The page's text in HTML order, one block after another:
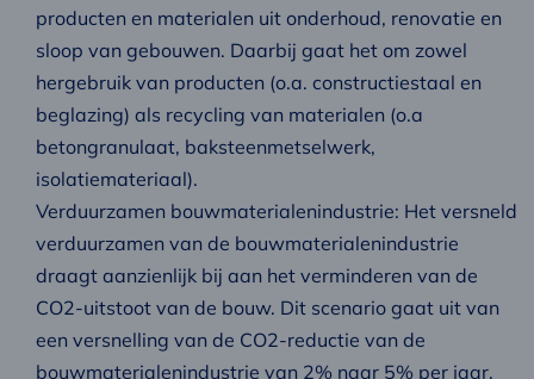
producten en materialen uit onderhoud, renovatie en
sloop van gebouwen. Daarbij gaat het om zowel
hergebruik van producten (o.a. constructiestaal en
beglazing) als recycling van materialen (o.a
betongranulaat, baksteenmetselwerk,
isolatiemateriaal).
Verduurzamen bouwmaterialenindustrie: Het versneld
verduurzamen van de bouwmaterialenindustrie
draagt aanzienlijk bij aan het verminderen van de
CO2-uitstoot van de bouw. Dit scenario gaat uit van
een versnelling van de CO2-reductie van de
bouwmaterialenindustrie van 2% naar 5% per jaar.